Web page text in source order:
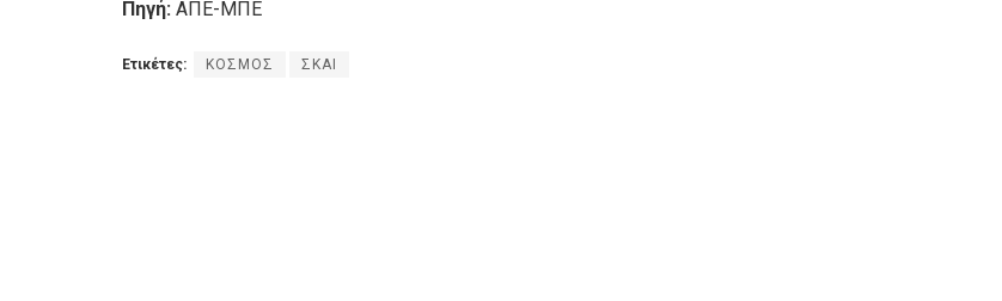
Πηγή: ΑΠΕ-ΜΠΕ
Ετικέτες: ΚΟΣΜΟΣ ΣΚΑΙ